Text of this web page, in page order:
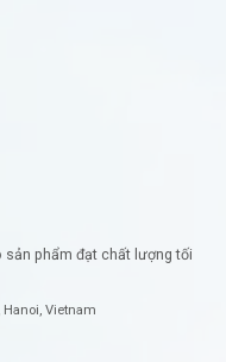
sản phẩm đạt chất lượng tối
Hanoi, Vietnam